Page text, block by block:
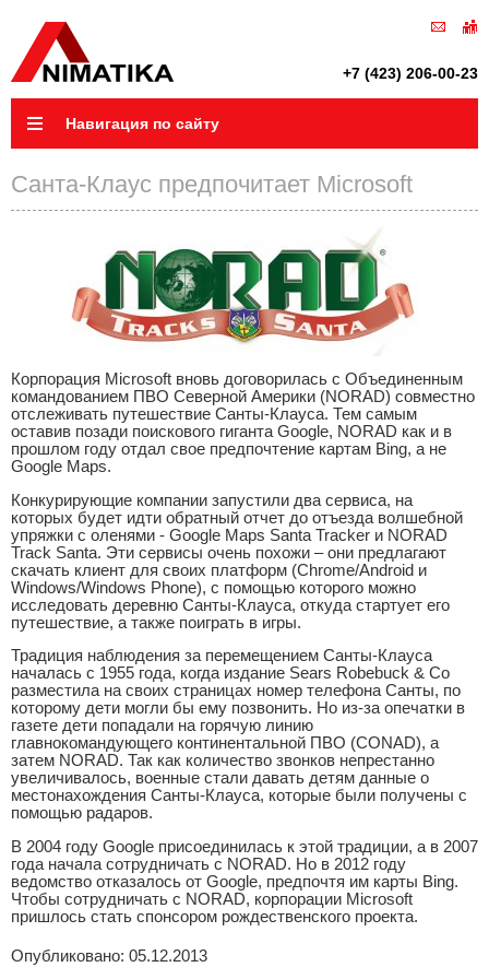
+7 (423) 206-00-23
Навигация по сайту
Санта-Клаус предпочитает Microsoft
Корпорация Microsoft вновь договорилась с Объединенным
командованием ПВО Северной Америки (NORAD) совместно
отслеживать путешествие Санты-Клауса. Тем самым
оставив позади поискового гиганта Google, NORAD как и в
прошлом году отдал свое предпочтение картам Bing, а не
Google Maps.
Конкурирующие компании запустили два сервиса, на
которых будет идти обратный отчет до отъезда волшебной
упряжки с оленями - Google Maps Santa Tracker и NORAD
Track Santa. Эти сервисы очень похожи – они предлагают
скачать клиент для своих платформ (Chrome/Android и
Windows/Windows Phone), с помощью которого можно
исследовать деревню Санты-Клауса, откуда стартует его
путешествие, а также поиграть в игры.
Традиция наблюдения за перемещением Санты-Клауса
началась с 1955 года, когда издание Sears Robebuck & Co
разместила на своих страницах номер телефона Санты, по
которому дети могли бы ему позвонить. Но из-за опечатки в
газете дети попадали на горячую линию
главнокомандующего континентальной ПВО (CONAD), а
затем NORAD. Так как количество звонков непрестанно
увеличивалось, военные стали давать детям данные о
местонахождения Санты-Клауса, которые были получены с
помощью радаров.
В 2004 году Google присоединилась к этой традиции, а в 2007
года начала сотрудничать с NORAD. Но в 2012 году
ведомство отказалось от Google, предпочтя им карты Bing.
Чтобы сотрудничать с NORAD, корпорации Microsoft
пришлось стать спонсором рождественского проекта.
Опубликовано: 05.12.2013